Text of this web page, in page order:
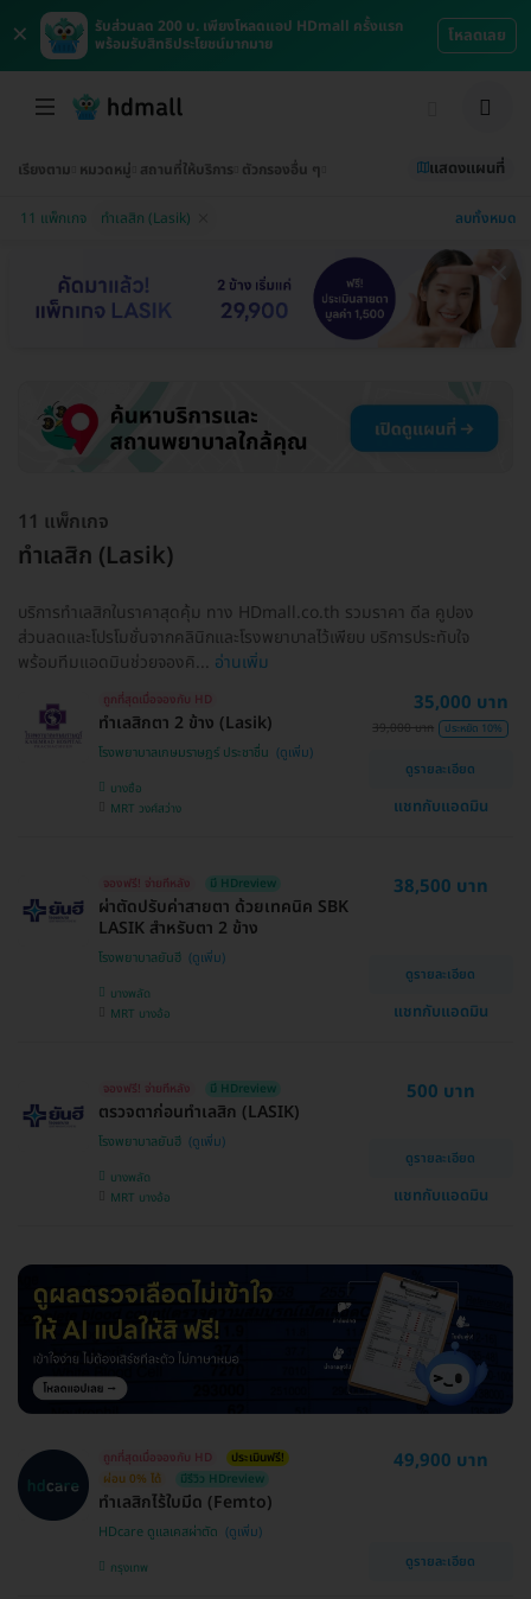
×
รับส่วนลด 200 บ. เพียงโหลดแอป HDmall ครั้งแรก
พร้อมรับสิทธิประโยชน์มากมาย
โหลดเลย
เรียงตาม หมวดหมู่ สถานที่ให้บริการ ตัวกรองอื่น ๆ แสดงแผนที่
11 แพ็กเกจ ทำเลสิก (Lasik) ลบทั้งหมด
11 แพ็กเกจ
ทำเลสิก (Lasik)
บริการทำเลสิกในราคาสุดคุ้ม ทาง HDmall.co.th รวมราคา ดีล คูปอง
ส่วนลดและโปรโมชั่นจากคลินิกและโรงพยาบาลไว้เพียบ บริการประทับใจ
พร้อมทีมแอดมินช่วยจองคิ... อ่านเพิ่ม
ถูกที่สุดเมื่อจองกับ HD
ทำเลสิกตา 2 ข้าง (Lasik)
โรงพยาบาลเกษมราษฎร์ ประชาชื่น
บางซื่อ
MRT วงศ์สว่าง
35,000 บาท
39,000 บาท ประหยัด 10%
ดูรายละเอียด
แชทกับแอดมิน
จองฟรี! จ่ายทีหลัง มี HDreview
ผ่าตัดปรับค่าสายตา ด้วยเทคนิค SBK
LASIK สำหรับตา 2 ข้าง
โรงพยาบาลยันฮี
บางพลัด
MRT บางอ้อ
38,500 บาท
ดูรายละเอียด
แชทกับแอดมิน
จองฟรี! จ่ายทีหลัง มี HDreview
ตรวจตาก่อนทำเลสิก (LASIK)
โรงพยาบาลยันฮี
บางพลัด
MRT บางอ้อ
500 บาท
ดูรายละเอียด
แชทกับแอดมิน
ถูกที่สุดเมื่อจองกับ HD
ประเมินฟรี!
ผ่อน 0% ได้
มีรีวิว HDreview
ทำเลสิกไร้ใบมีด (Femto)
HDcare ดูแลเคสผ่าตัด
กรุงเทพ
49,900 บาท
ดูรายละเอียด